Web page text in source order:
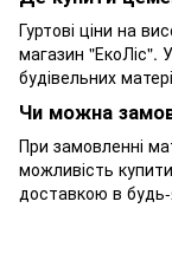
Гуртові ціни на
магазин "ЕкоЛіс".
будівельних
Чи можна
При замовленні
можливість
доставкою в будь-